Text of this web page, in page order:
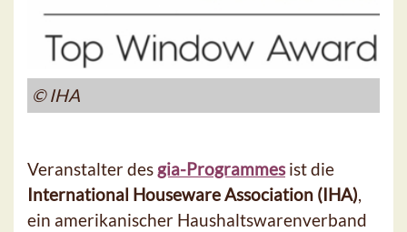
© IHA
Veranstalter desgia-Programmesist die
International Houseware Association (IHA),
ein amerikanischer Haushaltswarenverband